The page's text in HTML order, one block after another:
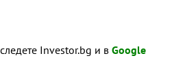
Investor.bg и в Google